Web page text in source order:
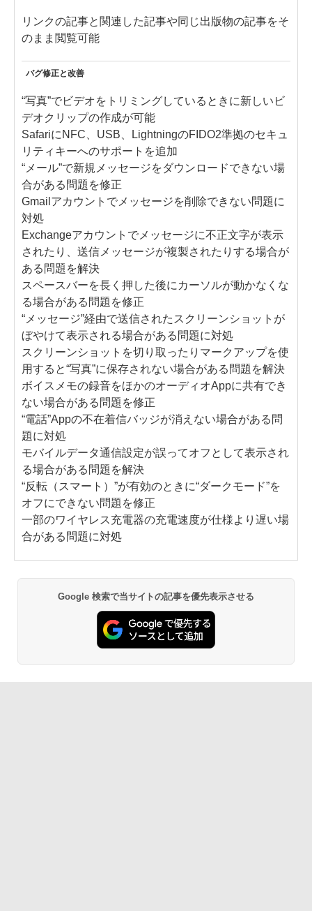
リンクの記事と関連した記事や同じ出版物の記事をそ
のまま閲覧可能
バグ修正と改善
“写真”でビデオをトリミングしているときに新しいビ
デオクリップの作成が可能
SafariにNFC、USB、LightningのFIDO2準拠のセキュ
リティキーへのサポートを追加
“メール”で新規メッセージをダウンロードできない場
合がある問題を修正
Gmailアカウントでメッセージを削除できない問題に
対処
Exchangeアカウントでメッセージに不正文字が表示
されたり、送信メッセージが複製されたりする場合が
ある問題を解決
スペースバーを長く押した後にカーソルが動かなくな
る場合がある問題を修正
“メッセージ”経由で送信されたスクリーンショットが
ぼやけて表示される場合がある問題に対処
スクリーンショットを切り取ったりマークアップを使
用すると“写真”に保存されない場合がある問題を解決
ボイスメモの録音をほかのオーディオAppに共有でき
ない場合がある問題を修正
“電話”Appの不在着信バッジが消えない場合がある問
題に対処
モバイルデータ通信設定が誤ってオフとして表示され
る場合がある問題を解決
“反転（スマート）”が有効のときに“ダークモード”を
オフにできない問題を修正
一部のワイヤレス充電器の充電速度が仕様より遅い場
合がある問題に対処
Google 検索で当サイトの記事を優先表示させる